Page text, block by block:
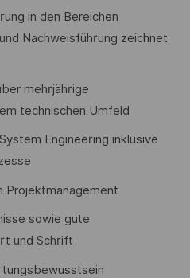
in den Bereichen
Nachweisführung zeichnet
mehrjährige
technischen Umfeld
Engineering inklusive
Projektmanagement
sowie gute
und Schrift